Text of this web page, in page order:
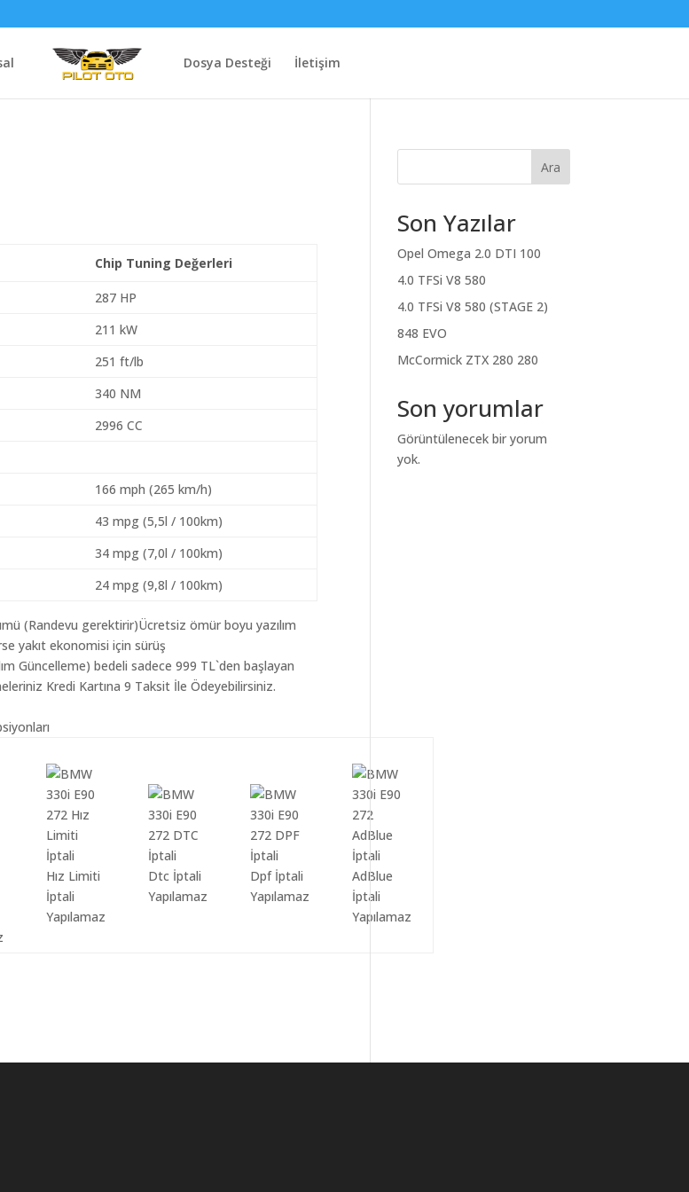
Dosya Desteği İletişim
Chip Tuning Değerleri
287 HP
211 kW
251 ft/lb
340 NM
2996 CC
166 mph (265 km/h)
43 mpg (5,5l / 100km)
34 mpg (7,0l / 100km)
24 mpg (9,8l / 100km)
(Randevu gerektirir)Ücretsiz ömür boyu yazılım
yakıt ekonomisi için sürüş
Güncelleme) bedeli sadece 999 TL`den başlayan
Kredi Kartına 9 Taksit İle Ödeyebilirsiniz.
Hız Limiti
İptali
Yapılamaz
Dtc İptali
Yapılamaz
Dpf İptali
Yapılamaz
AdBlue
İptali
Yapılamaz
Ara
Son Yazılar
Opel Omega 2.0 DTI 100
4.0 TFSi V8 580
4.0 TFSi V8 580 (STAGE 2)
848 EVO
McCormick ZTX 280 280
Son yorumlar
Görüntülenecek bir yorum
yok.